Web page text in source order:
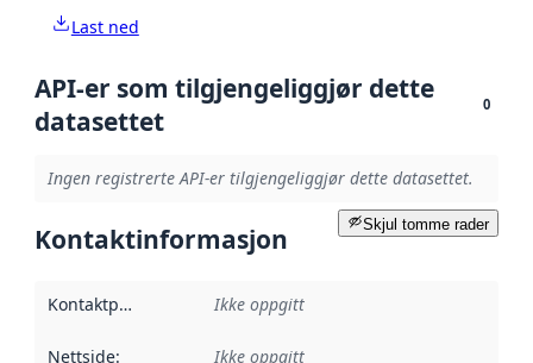
Last ned
API-er som tilgjengeliggjør dette
datasettet
0
Ingen registrerte API-er tilgjengeliggjør dette datasettet.
Skjul tomme rader
Kontaktinformasjon
Kontaktpunkt Ikke oppgitt
Nettside: Ikke oppgitt